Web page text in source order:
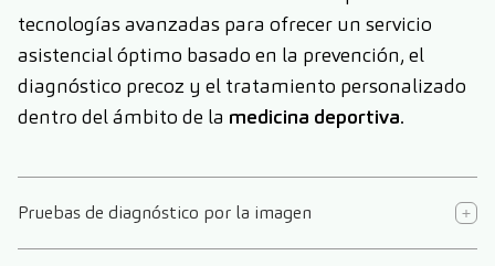
tecnologías avanzadas para ofrecer un servicio
asistencial óptimo basado en la prevención, el
diagnóstico precoz y el tratamiento personalizado
dentro del ámbito de la medicina deportiva.
Pruebas de diagnóstico por la imagen